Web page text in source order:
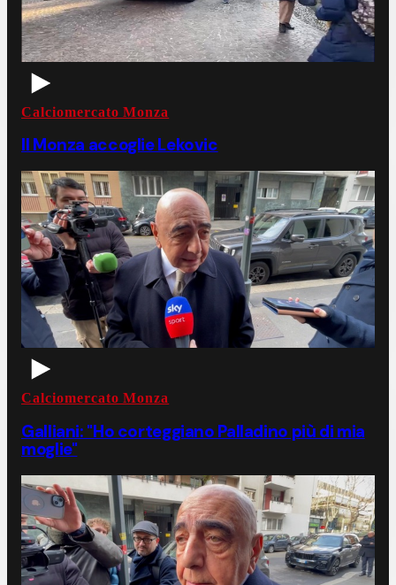
Calciomercato Monza
Il Monza accoglie Lekovic
Calciomercato Monza
Galliani: "Ho corteggiano Palladino più di mia
moglie"